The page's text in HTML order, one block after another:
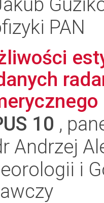
PAN
10 ,
Andrzej
i